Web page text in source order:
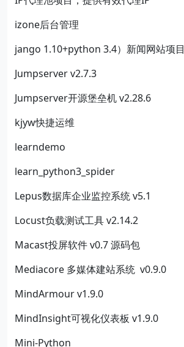
izone后台管理
jango 1.10+python 3.4）新闻网站项目
Jumpserver v2.7.3
Jumpserver开源堡垒机 v2.28.6
kjyw快捷运维
learndemo
learn_python3_spider
Lepus数据库企业监控系统 v5.1
Locust负载测试工具 v2.14.2
Macast投屏软件 v0.7 源码包
Mediacore 多媒体建站系统 v0.9.0
MindArmour v1.9.0
MindInsight可视化仪表板 v1.9.0
Mini-Python